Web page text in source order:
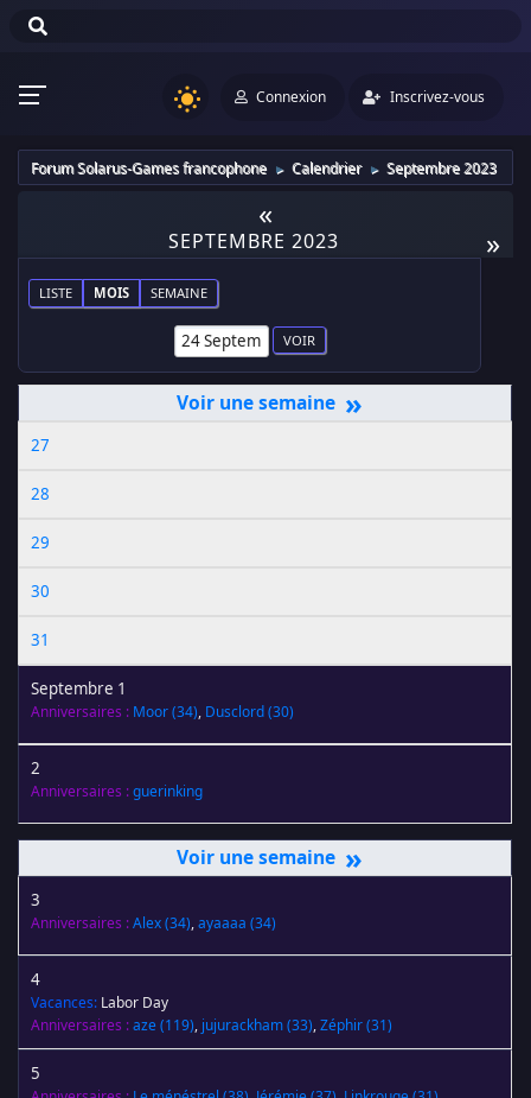
Connexion Inscrivez-vous
Forum Solarus-Games francophone ► Calendrier ► Septembre 2023
«
»
SEPTEMBRE 2023
LISTE MOIS SEMAINE
»
27
28
29
30
31
Septembre 1
Anniversaires : Moor(34), Dusclord(30)
2
Anniversaires :guerinking
»
3
Anniversaires :Alex(34),ayaaaa (34)
4
Vacances: Labor Day
Anniversaires :aze(119), jujurackham(33),Zéphir(31)
5